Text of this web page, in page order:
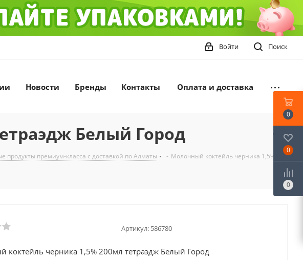
Поиск
Войти
Новости Бренды Контакты Оплата и доставка
Белый Город
продукты премиум-класса с доставкой по Алматы - Молочный коктейль черника 1,5%
Артикул: 586780
коктейль черника 1,5% 200мл тетраэдж Белый Город
0
0
0